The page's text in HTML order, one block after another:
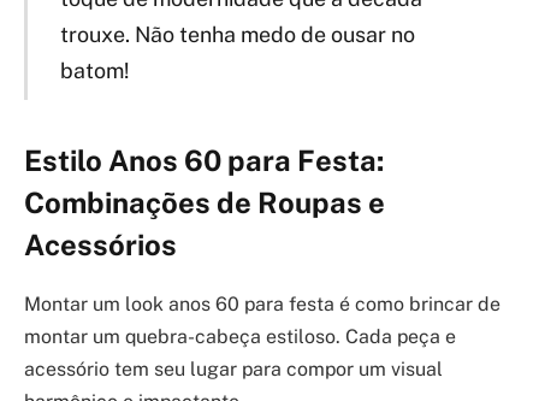
trouxe. Não tenha medo de ousar no
batom!
Estilo Anos 60 para Festa:
Combinações de Roupas e
Acessórios
Montar um look anos 60 para festa é como brincar de
montar um quebra-cabeça estiloso. Cada peça e
acessório tem seu lugar para compor um visual